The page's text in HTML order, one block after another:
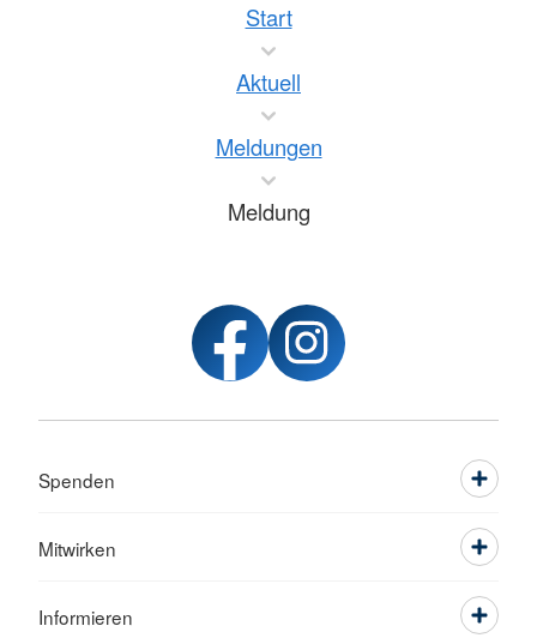
Start
Aktuell
Meldungen
Meldung
Spenden
Mitwirken
Informieren